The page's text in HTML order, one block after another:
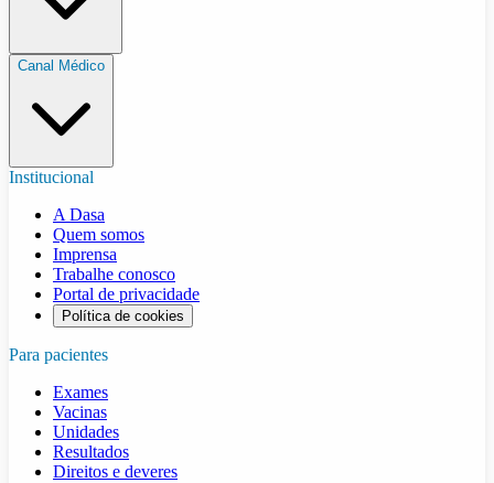
Canal Médico
Institucional
A Dasa
Quem somos
Imprensa
Trabalhe conosco
Portal de privacidade
Política de cookies
Para pacientes
Exames
Vacinas
Unidades
Resultados
Direitos e deveres